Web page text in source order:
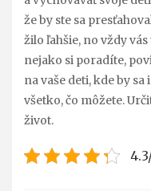
že by ste sa
žilo ľahšie, no vždy
nejako si poradíte,
na vaše deti, kde by
všetko, čo môžete.
život.